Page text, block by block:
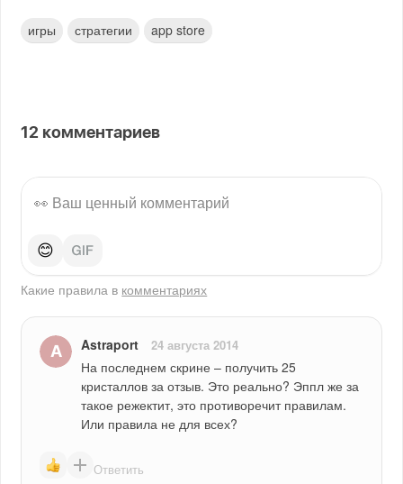
игры стратегии app store
12 комментариев
😊
Какие правила в комментариях
Astraport 24 августа 2014
На последнем скрине – получить 25
кристаллов за отзыв. Это реально? Эппл же за
такое режектит, это противоречит правилам.
Или правила не для всех?
Ответить